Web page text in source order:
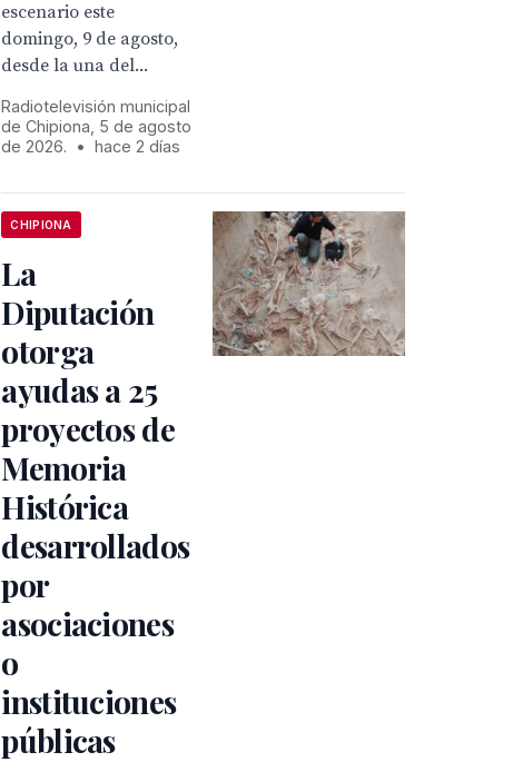
escenario este
domingo, 9 de agosto,
desde la una del...
Radiotelevisión municipal
de Chipiona, 5 de agosto
de 2026.
• hace 2 días
CHIPIONA
La
Diputación
otorga
ayudas a 25
proyectos de
Memoria
Histórica
desarrollados
por
asociaciones
o
instituciones
públicas